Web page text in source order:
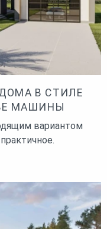
В СТИЛЕ
МАШИНЫ
вариантом